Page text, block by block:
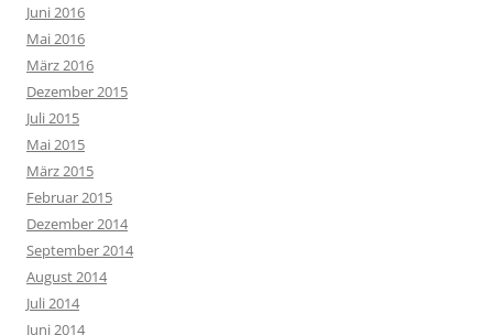
Juni 2016
Mai 2016
März 2016
Dezember 2015
Juli 2015
Mai 2015
März 2015
Februar 2015
Dezember 2014
September 2014
August 2014
Juli 2014
Juni 2014